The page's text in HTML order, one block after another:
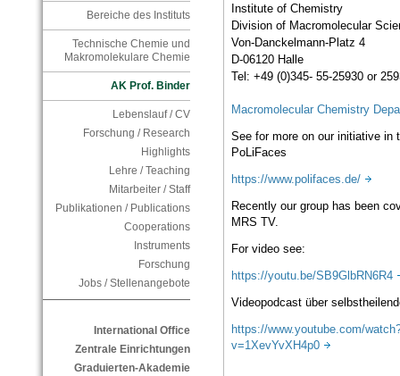
Bereiche des Instituts
Technische Chemie und
Makromolekulare Chemie
AK Prof. Binder
Lebenslauf / CV
Forschung / Research
Highlights
Lehre / Teaching
Mitarbeiter / Staff
Publikationen / Publications
Cooperations
Instruments
Forschung
Jobs / Stellenangebote
International Office
Zentrale Einrichtungen
Graduierten-Akademie
Institute of Chemistry
Division of Macromolecular
Von-Danckelmann-Platz 4
D-06120 Halle
Tel: +49 (0)345- 55-25930 or
Macromolecular Chemistry
See for more on our initiative in
PoLiFaces
https://www.polifaces.de/
Recently our group has been
MRS TV.
For video see:
https://youtu.be/
Videopodcast über
https://www.youtube.com/
v=1XevYvXH4p0